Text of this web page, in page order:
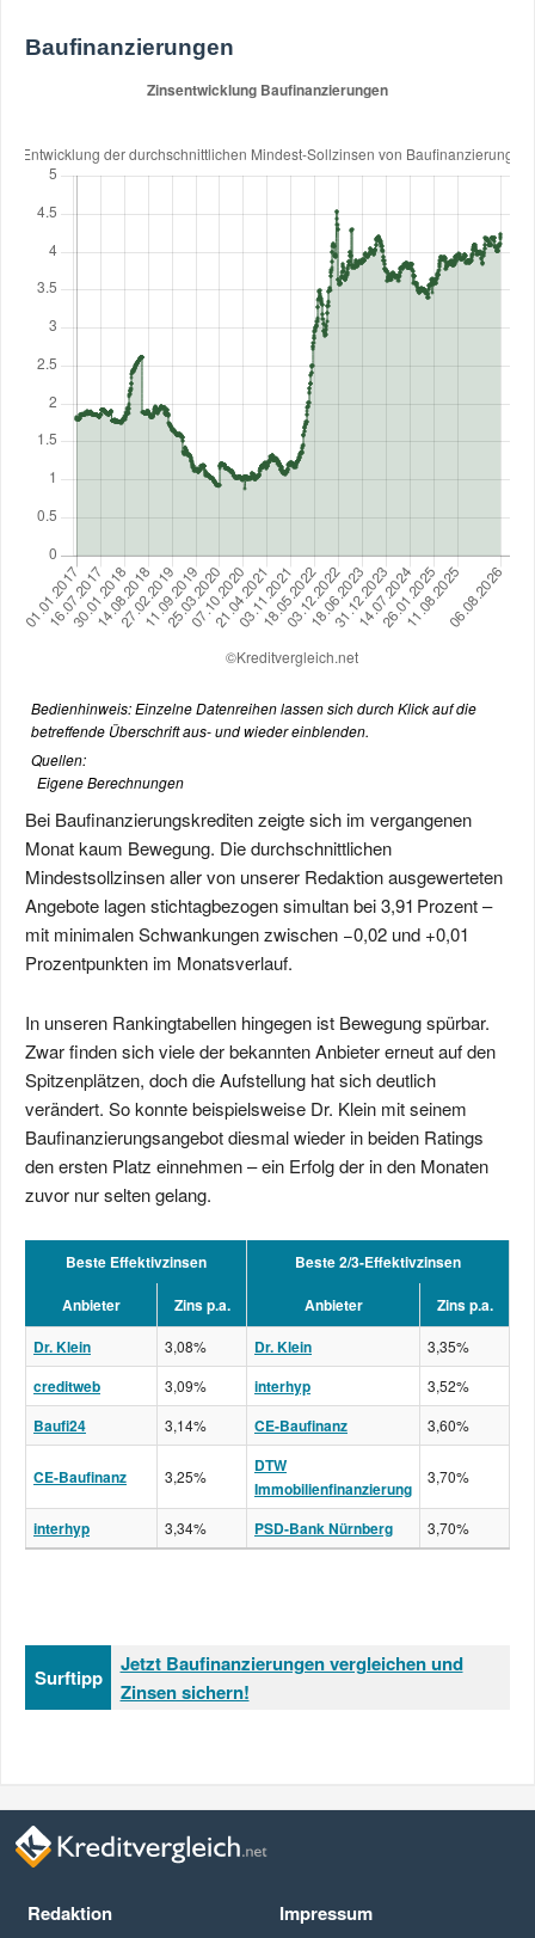
Baufinanzierungen
Bedienhinweis: Einzelne Datenreihen lassen sich durch Klick auf die
betreffende Überschrift aus- und wieder einblenden.
Quellen:
Eigene Berechnungen
Bei Baufinanzierungskrediten zeigte sich im vergangenen
Monat kaum Bewegung. Die durchschnittlichen
Mindestsollzinsen aller von unserer Redaktion ausgewerteten
Angebote lagen stichtagbezogen simultan bei 3,91 Prozent –
mit minimalen Schwankungen zwischen −0,02 und +0,01
Prozentpunkten im Monatsverlauf.
In unseren Rankingtabellen hingegen ist Bewegung spürbar.
Zwar finden sich viele der bekannten Anbieter erneut auf den
Spitzenplätzen, doch die Aufstellung hat sich deutlich
verändert. So konnte beispielsweise Dr. Klein mit seinem
Baufinanzierungsangebot diesmal wieder in beiden Ratings
den ersten Platz einnehmen – ein Erfolg der in den Monaten
zuvor nur selten gelang.
Beste Effektivzinsen
Beste 2/3-Effektivzinsen
Anbieter
Zins p.a. Anbieter
Zins p.a.
Dr. Klein
3,08% Dr. Klein 3,35%
creditweb 3,09% interhyp 3,52%
Baufi24 3,14% CE-Baufinanz 3,60%
CE-Baufinanz 3,25%
DTW
Immobilienfinanzierung
3,70%
interhyp 3,34% PSD-Bank Nürnberg 3,70%
Surftipp
Jetzt Baufinanzierungen vergleichen und
Zinsen sichern!
Redaktion Impressum